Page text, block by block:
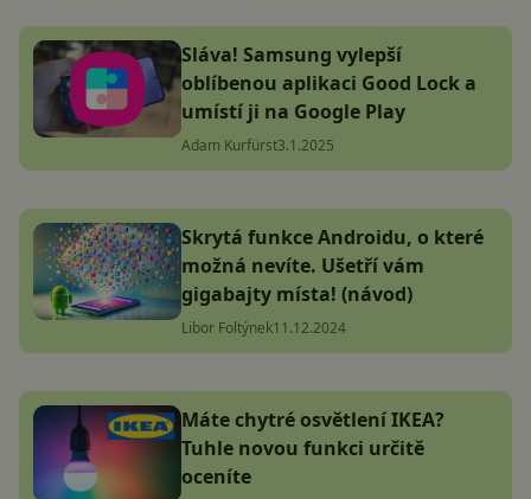
Sláva! Samsung vylepší
oblíbenou aplikaci Good Lock a
umístí ji na Google Play
Adam Kurfürst3.1.2025
Skrytá funkce Androidu, o které
možná nevíte. Ušetří vám
gigabajty místa! (návod)
Libor Foltýnek11.12.2024
Máte chytré osvětlení IKEA?
Tuhle novou funkci určitě
oceníte